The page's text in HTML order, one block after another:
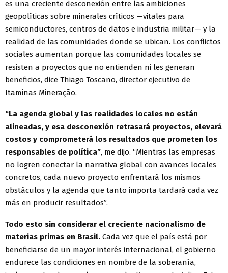
es una creciente desconexión entre las ambiciones
geopolíticas sobre minerales críticos —vitales para
semiconductores, centros de datos e industria militar— y la
realidad de las comunidades donde se ubican. Los conflictos
sociales aumentan porque las comunidades locales se
resisten a proyectos que no entienden ni les generan
beneficios, dice Thiago Toscano, director ejecutivo de
Itaminas Mineração.
“La agenda global y las realidades locales no están
alineadas, y esa desconexión retrasará proyectos, elevará
costos y comprometerá los resultados que prometen los
responsables de política”, me dijo. “Mientras las empresas
no logren conectar la narrativa global con avances locales
concretos, cada nuevo proyecto enfrentará los mismos
obstáculos y la agenda que tanto importa tardará cada vez
más en producir resultados”.
Todo esto sin considerar el creciente nacionalismo de
materias primas en Brasil. Cada vez que el país está por
beneficiarse de un mayor interés internacional, el gobierno
endurece las condiciones en nombre de la soberanía,